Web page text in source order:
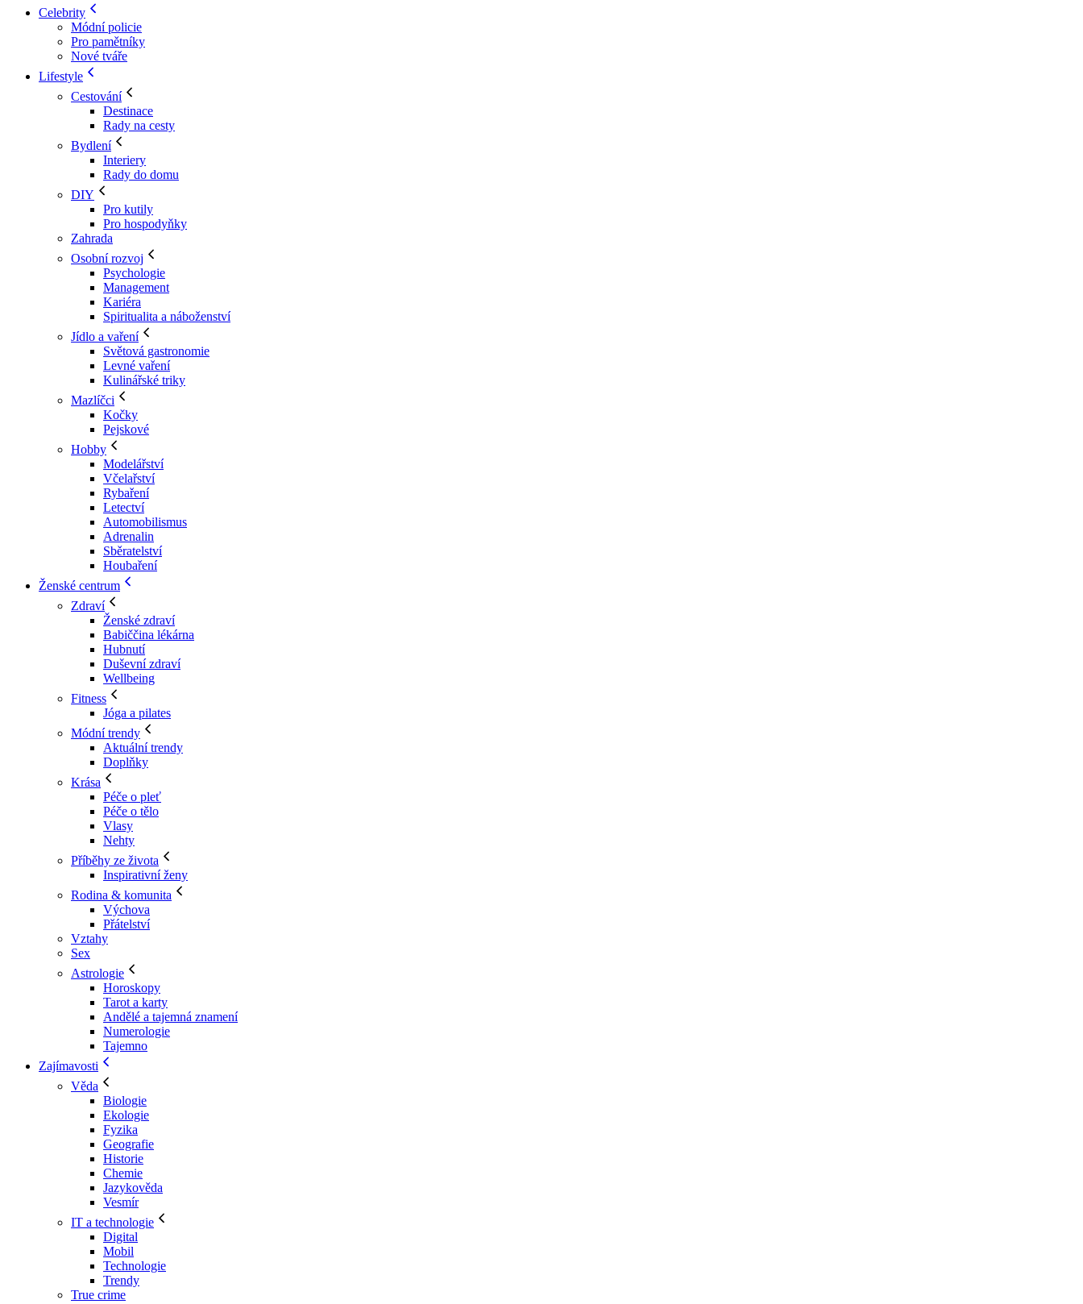
Celebrity
Módní policie
Pro pamětníky
Nové tváře
Lifestyle
Cestování
Destinace
Rady na cesty
Bydlení
Interiery
Rady do domu
DIY
Pro kutily
Pro hospodyňky
Zahrada
Osobní rozvoj
Psychologie
Management
Kariéra
Spiritualita a náboženství
Jídlo a vaření
Světová gastronomie
Levné vaření
Kulinářské triky
Mazlíčci
Kočky
Pejskové
Hobby
Modelářství
Včelařství
Rybaření
Letectví
Automobilismus
Adrenalin
Sběratelství
Houbaření
Ženské centrum
Zdraví
Ženské zdraví
Babiččina lékárna
Hubnutí
Duševní zdraví
Wellbeing
Fitness
Jóga a pilates
Módní trendy
Aktuální trendy
Doplňky
Krása
Péče o pleť
Péče o tělo
Vlasy
Nehty
Příběhy ze života
Inspirativní ženy
Rodina & komunita
Výchova
Přátelství
Vztahy
Sex
Astrologie
Horoskopy
Tarot a karty
Andělé a tajemná znamení
Numerologie
Tajemno
Zajímavosti
Věda
Biologie
Ekologie
Fyzika
Geografie
Historie
Chemie
Jazykověda
Vesmír
IT a technologie
Digital
Mobil
Technologie
Trendy
True crime